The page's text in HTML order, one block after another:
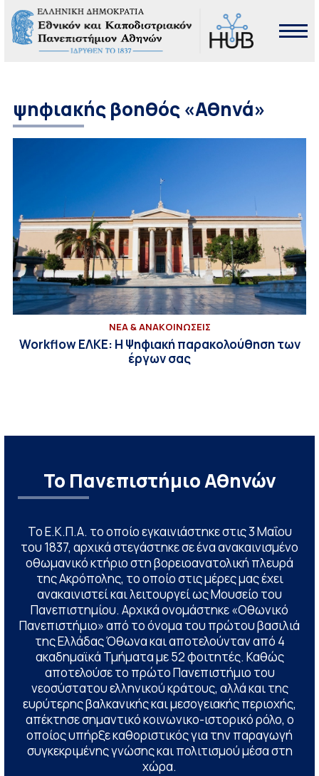
ψηφιακής βοηθός «Αθηνά»
ΝΕΑ & ΑΝΑΚΟΙΝΩΣΕΙΣ
Workflow ΕΛΚΕ: Η Ψηφιακή παρακολούθηση των
έργων σας
Το Πανεπιστήμιο Αθηνών
Το Ε.Κ.Π.Α. το οποίο εγκαινιάστηκε στις 3 Μαΐου
του 1837, αρχικά στεγάστηκε σε ένα ανακαινισμένο
οθωμανικό κτήριο στη βορειοανατολική πλευρά
της Ακρόπολης, το οποίο στις μέρες μας έχει
ανακαινιστεί και λειτουργεί ως Μουσείο του
Πανεπιστημίου. Αρχικά ονομάστηκε «Οθωνικό
Πανεπιστήμιο» από το όνομα του πρώτου βασιλιά
της Ελλάδας Όθωνα και αποτελούνταν από 4
ακαδημαϊκά Τμήματα με 52 φοιτητές. Καθώς
αποτελούσε το πρώτο Πανεπιστήμιο του
νεοσύστατου ελληνικού κράτους, αλλά και της
ευρύτερης βαλκανικής και μεσογειακής περιοχής,
απέκτησε σημαντικό κοινωνικο-ιστορικό ρόλο, ο
οποίος υπήρξε καθοριστικός για την παραγωγή
συγκεκριμένης γνώσης και πολιτισμού μέσα στη
χώρα.